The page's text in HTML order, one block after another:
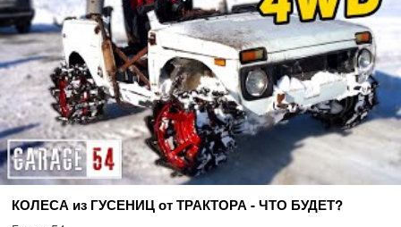
КОЛЕСА из ГУСЕНИЦ от ТРАКТОРА - ЧТО БУДЕТ?